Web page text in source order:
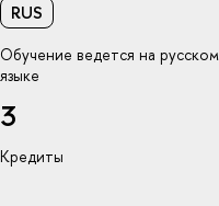
RUS
Обучение ведется на русском
языке
3
Кредиты